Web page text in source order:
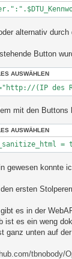
alternativ
Button
AUSWÄHLEN
(IP des
mit den
AUSWÄHLEN
=
gewesen konnte
ersten
es in der
ist es ein weng
ganz unten auf
tbnobody/